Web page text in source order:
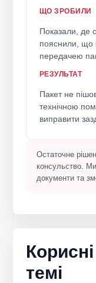
ЩО ЗРОБИЛИ
Показали, де
пояснили, що
передачею
РЕЗУЛЬТАТ
Пакет не
технічною
виправити
Остаточне
консульство.
документи та
темі